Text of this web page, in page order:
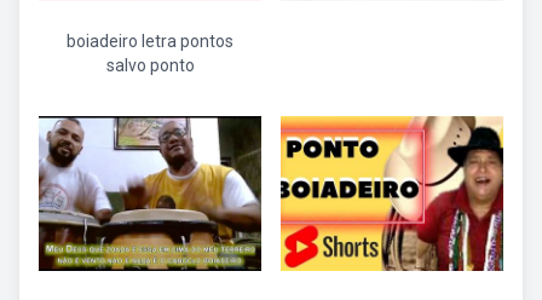
boiadeiro letra pontos
salvo ponto